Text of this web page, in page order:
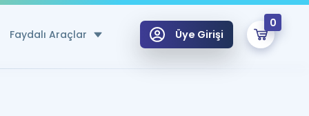
Faydalı Araçlar Üye Girişi
0